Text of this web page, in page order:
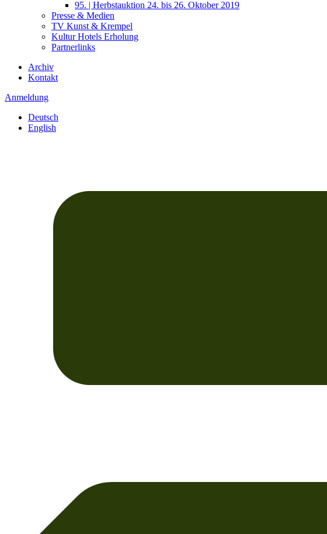
95. | Herbstauktion 24. bis 26. Oktober 2019
Presse & Medien
TV Kunst & Krempel
Kultur Hotels Erholung
Partnerlinks
Archiv
Kontakt
Anmeldung
Deutsch
English